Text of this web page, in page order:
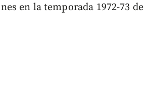
en la temporada 1972-73 de